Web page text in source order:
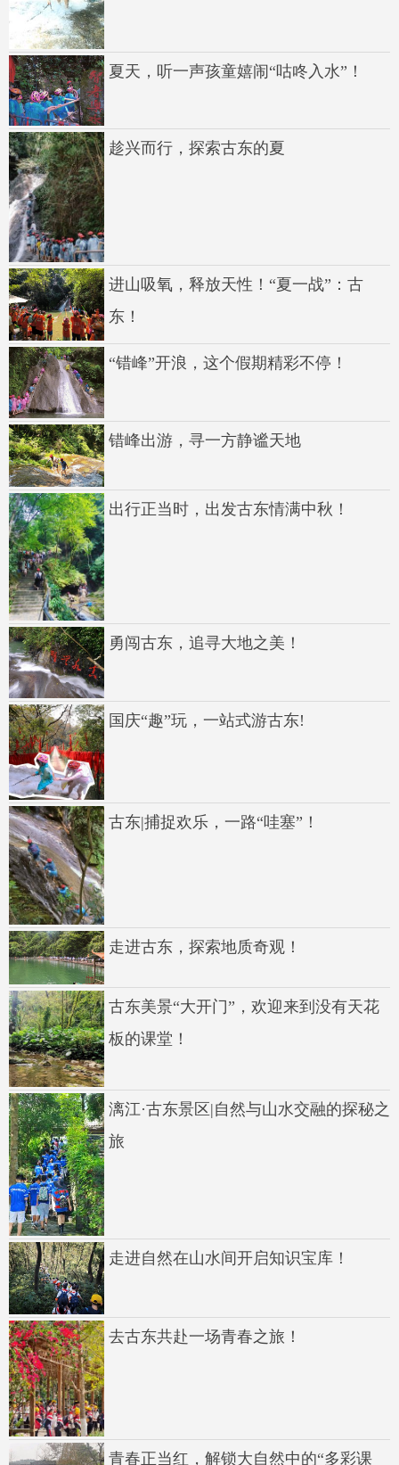
夏天，听一声孩童嬉闹“咕咚入水”！
趁兴而行，探索古东的夏
进山吸氧，释放天性！“夏一战”：古
东！
“错峰”开浪，这个假期精彩不停！
错峰出游，寻一方静谧天地
出行正当时，出发古东情满中秋！
勇闯古东，追寻大地之美！
国庆“趣”玩，一站式游古东!
古东|捕捉欢乐，一路“哇塞”！
走进古东，探索地质奇观！
古东美景“大开门”，欢迎来到没有天花
板的课堂！
漓江·古东景区|自然与山水交融的探秘之
旅
走进自然在山水间开启知识宝库！
去古东共赴一场青春之旅！
青春正当红，解锁大自然中的“多彩课